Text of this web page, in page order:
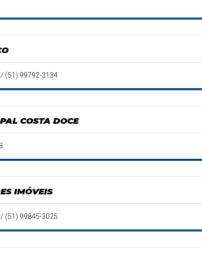
(51) 99792-3134
COSTA DOCE
IMÓVEIS
(51) 99845-3025